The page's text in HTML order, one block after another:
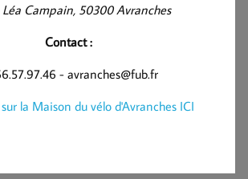
Léa Campain, 50300 Avranches
Contact :
- avranches@fub.fr
la Maison du vélo d'Avranches ICI